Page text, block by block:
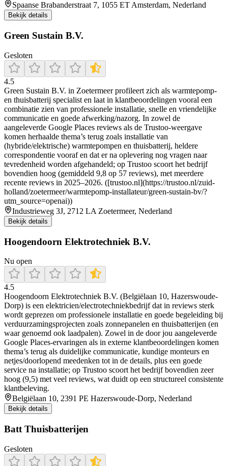
Spaanse Brabanderstraat 7, 1055 ET Amsterdam, Nederland
Bekijk details
Green Sustain B.V.
Gesloten
4.5
Green Sustain B.V. in Zoetermeer profileert zich als warmtepomp-
en thuisbatterij specialist en laat in klantbeoordelingen vooral een
combinatie zien van professionele installatie, snelle en vriendelijke
communicatie en goede afwerking/nazorg. In zowel de
aangeleverde Google Places reviews als de Trustoo-weergave
komen herhaalde thema’s terug zoals installatie van
(hybride/elektrische) warmtepompen en thuisbatterij, heldere
correspondentie vooraf en dat er na oplevering nog vragen naar
tevredenheid worden afgehandeld; op Trustoo scoort het bedrijf
bovendien hoog (gemiddeld 9,8 op 57 reviews), met meerdere
recente reviews in 2025–2026. ([trustoo.nl](https://trustoo.nl/zuid-
holland/zoetermeer/warmtepomp-installateur/green-sustain-bv/?
utm_source=openai))
Industrieweg 3J, 2712 LA Zoetermeer, Nederland
Bekijk details
Hoogendoorn Elektrotechniek B.V.
Nu open
4.5
Hoogendoorn Elektrotechniek B.V. (Belgiëlaan 10, Hazerswoude-
Dorp) is een elektricien/electrotechniekbedrijf dat in reviews sterk
wordt geprezen om professionele installatie en goede begeleiding bij
verduurzamingsprojecten zoals zonnepanelen en thuisbatterijen (en
waar genoemd ook laadpalen). Zowel in de door jou aangeleverde
Google Places-ervaringen als in externe klantbeoordelingen komen
thema’s terug als duidelijke communicatie, kundige monteurs en
netjes/doorlopend meedenken tot in de details, plus een goede
service na installatie; op Trustoo scoort het bedrijf bovendien zeer
hoog (9,5) met veel reviews, wat duidt op een structureel consistente
klantbeleving.
Belgiëlaan 10, 2391 PE Hazerswoude-Dorp, Nederland
Bekijk details
Batt Thuisbatterijen
Gesloten